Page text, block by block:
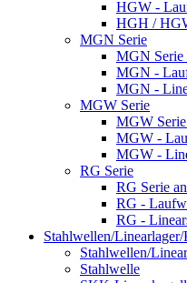
HGW -
HGH /
MGN Serie
MGN Serie
MGN -
MGN -
MGW Serie
MGW Serie
MGW -
MGW -
RG Serie
RG Serie
RG -
RG -
Stahlwellen/
Stahlwellen/
Stahlwelle